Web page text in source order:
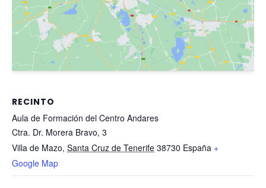
RECINTO
Aula de Formación del Centro Andares
Ctra. Dr. Morera Bravo, 3
Villa de Mazo, Santa Cruz de Tenerife 38730 España +
Google Map